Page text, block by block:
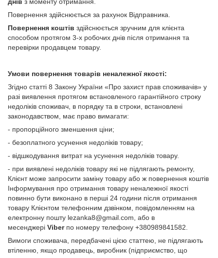
Повернення здійснюється за рахунок Відправника.
Повернення коштів здійснюється зручним для клієнта
способом протягом 3-х робочих днів після отримання та
перевірки продавцем товару.
Умови повернення товарів неналежної якості:
Згідно статті 8 Закону України «Про захист прав споживачів» у
разі виявлення протягом встановленого гарантійного строку
недоліків споживач, в порядку та в строки, встановлені
законодавством, має право вимагати:
- пропорційного зменшення ціни;
- безоплатного усунення недоліків товару;
- відшкодування витрат на усунення недоліків товару.
- при виявлені недоліків товару які не підлягають ремонту,
Клієнт може запросити заміну товару або ж повернення коштів
Інформування про отримання товару неналежної якості
повинно бути виконано в перші 24 години після отримання
товару Клієнтом телефонним дзвінком, повідомленням на
електронну пошту lezanka8@gmail.com, або в
месенджері Viberпо номеру телефону +380989841582.
Вимоги споживача, передбачені цією статтею, не підлягають
втіленню, якщо продавець, виробник (підприємство, що